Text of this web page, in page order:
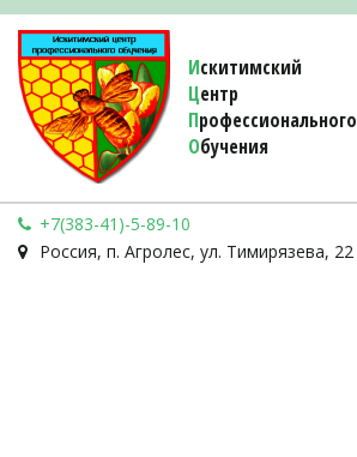
Искитимский
Центр
Профессионального
Обучения
+7(383-41)-5-89-10
Россия, п. Агролес, ул. Тимирязева, 22